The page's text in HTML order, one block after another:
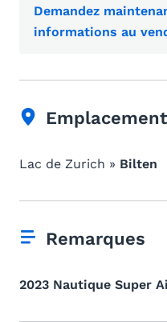
Demandez
informations au
Emplacement
Lac de Zurich » Bilten
Remarques
2023 Nautique Super